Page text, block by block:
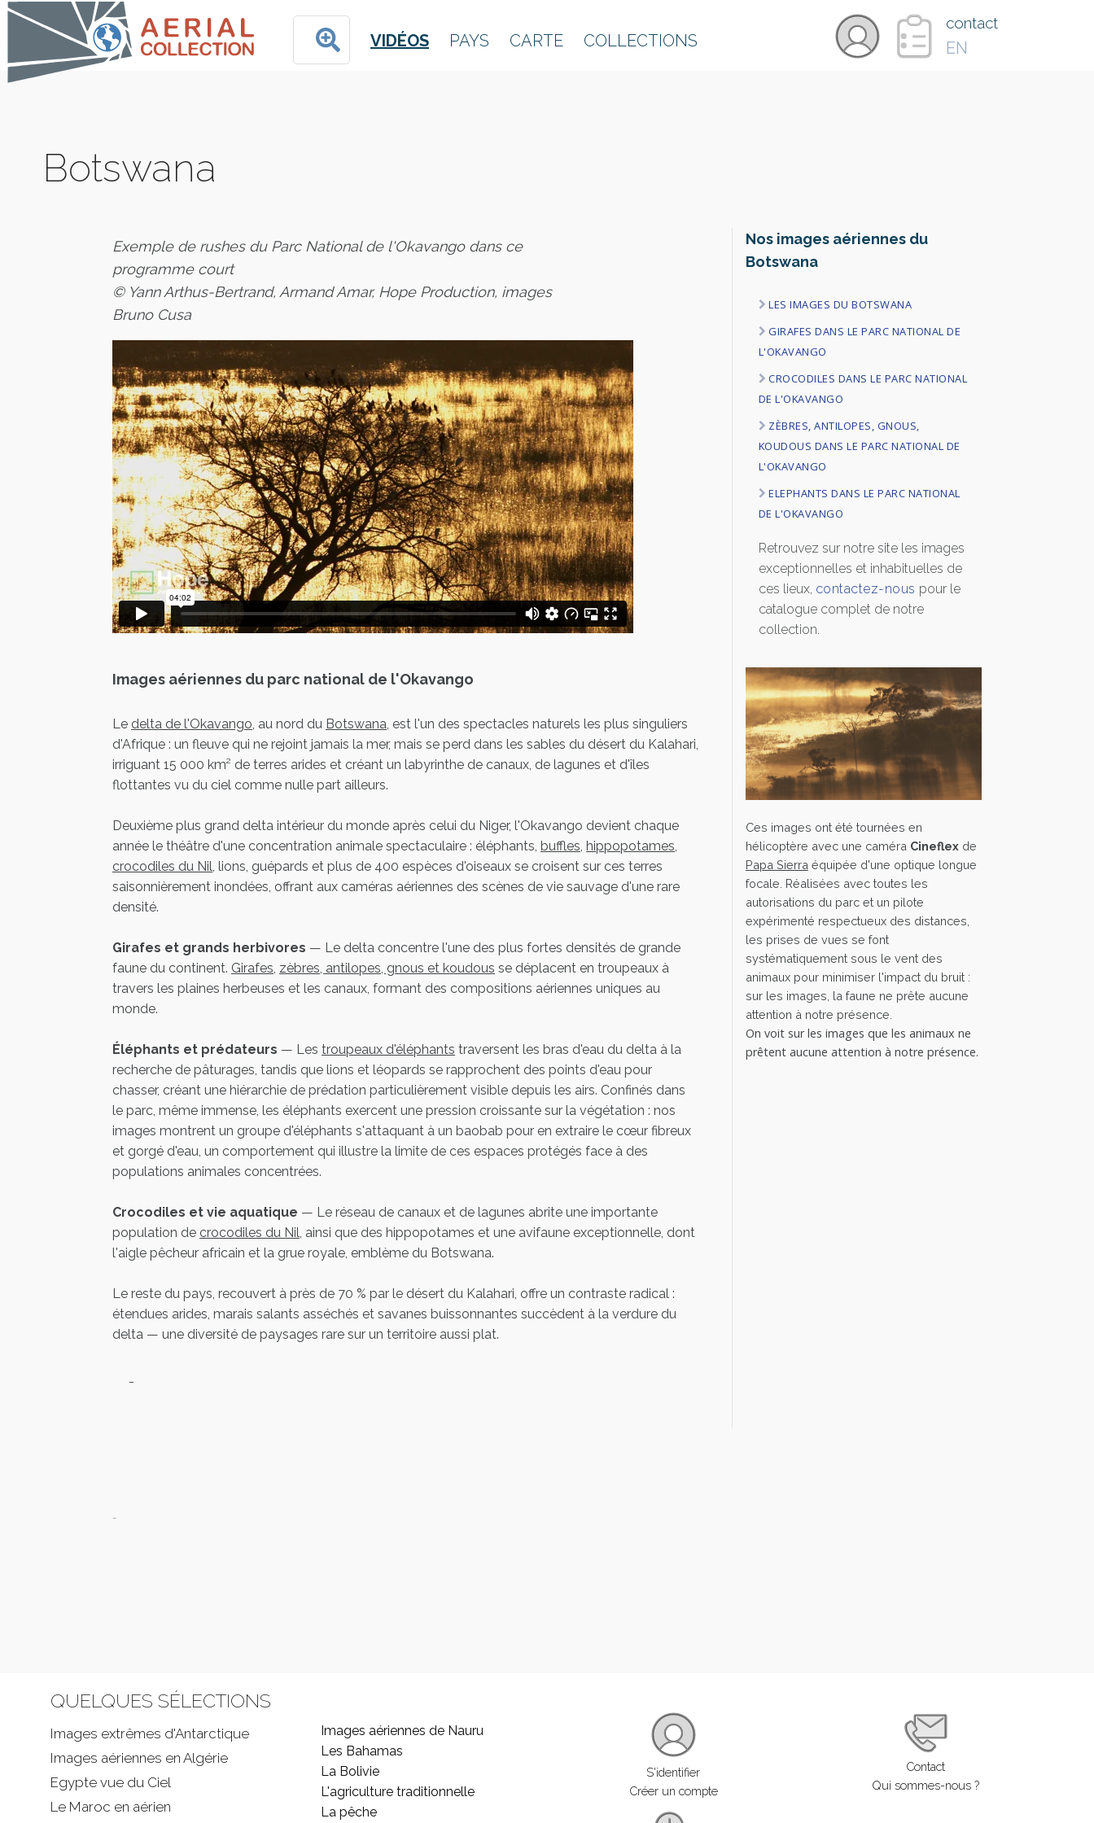
VIDÉOS PAYS CARTE COLLECTIONS
contact
EN
Botswana
Exemple de rushes du Parc National de l'Okavango dans ce
programme court
© Yann Arthus-Bertrand, Armand Amar, Hope Production, images
Bruno Cusa
Images aériennes du parc national de l'Okavango
Le delta de l'Okavango, au nord du Botswana, est l'un des spectacles naturels les plus singuliers
d'Afrique : un fleuve qui ne rejoint jamais la mer, mais se perd dans les sables du désert du Kalahari,
irriguant 15 000 km² de terres arides et créant un labyrinthe de canaux, de lagunes et d'îles
flottantes vu du ciel comme nulle part ailleurs.
Deuxième plus grand delta intérieur du monde après celui du Niger, l'Okavango devient chaque
année le théâtre d'une concentration animale spectaculaire : éléphants, buffles, hippopotames,
crocodiles du Nil, lions, guépards et plus de 400 espèces d'oiseaux se croisent sur ces terres
saisonnièrement inondées, offrant aux caméras aériennes des scènes de vie sauvage d'une rare
densité.
Girafes et grands herbivores — Le delta concentre l'une des plus fortes densités de grande
faune du continent. Girafes, zèbres, antilopes, gnous et koudous se déplacent en troupeaux à
travers les plaines herbeuses et les canaux, formant des compositions aériennes uniques au
monde.
Éléphants et prédateurs — Les troupeaux d'éléphants traversent les bras d'eau du delta à la
recherche de pâturages, tandis que lions et léopards se rapprochent des points d'eau pour
chasser, créant une hiérarchie de prédation particulièrement visible depuis les airs. Confinés dans
le parc, même immense, les éléphants exercent une pression croissante sur la végétation : nos
images montrent un groupe d'éléphants s'attaquant à un baobab pour en extraire le cœur fibreux
et gorgé d'eau, un comportement qui illustre la limite de ces espaces protégés face à des
populations animales concentrées.
Crocodiles et vie aquatique — Le réseau de canaux et de lagunes abrite une importante
population de crocodiles du Nil, ainsi que des hippopotames et une avifaune exceptionnelle, dont
l'aigle pêcheur africain et la grue royale, emblème du Botswana.
Le reste du pays, recouvert à près de 70 % par le désert du Kalahari, offre un contraste radical :
étendues arides, marais salants asséchés et savanes buissonnantes succèdent à la verdure du
delta — une diversité de paysages rare sur un territoire aussi plat.
-
Nos images aériennes du
Botswana
LES IMAGES DU BOTSWANA
GIRAFES DANS LE PARC NATIONAL DE
L'OKAVANGO
CROCODILES DANS LE PARC NATIONAL
DE L'OKAVANGO
ZÈBRES, ANTILOPES, GNOUS,
KOUDOUS DANS LE PARC NATIONAL DE
L'OKAVANGO
ELEPHANTS DANS LE PARC NATIONAL
DE L'OKAVANGO
Retrouvez sur notre site les images
exceptionnelles et inhabituelles de
ces lieux, contactez-nous pour le
catalogue complet de notre
collection.
Ces images ont été tournées en
hélicoptère avec une caméra Cineflexde
Papa Sierra équipée d'une optique longue
focale. Réalisées avec toutes les
autorisations du parc et un pilote
expérimenté respectueux des distances,
les prises de vues se font
systématiquement sous le vent des
animaux pour minimiser l'impact du bruit :
sur les images, la faune ne prête aucune
attention à notre présence.
On voit sur les images que les animaux ne
prêtent aucune attention à notre présence.
-
QUELQUES SÉLECTIONS
Images extrêmes d'Antarctique
Images aériennes en Algérie
Egypte vue du Ciel
Le Maroc en aérien
Images aériennes de Nauru
Les Bahamas
La Bolivie
L'agriculture traditionnelle
La pêche
S'identifier
Créer un compte
Contact
Qui sommes-nous ?